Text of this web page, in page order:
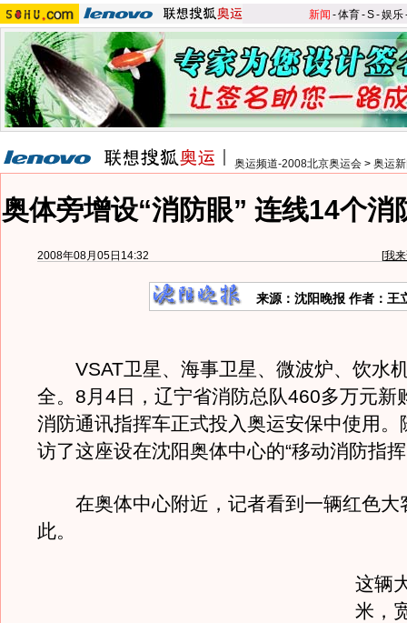
新闻 -体育-S-娱乐
奥运频道-2008北京奥运会 > 奥运
奥体旁增设“消防眼” 连线14个消
2008年08月05日14:32 [我
来源：沈阳晚报 作者：王
VSAT卫星、海事卫星、微波炉、饮水
全。8月4日，辽宁省消防总队460多万元新
消防通讯指挥车正式投入奥运安保中使用。
访了这座设在沈阳奥体中心的“移动消防指
在奥体中心附近，记者看到一辆红色大
此。
这辆
米，